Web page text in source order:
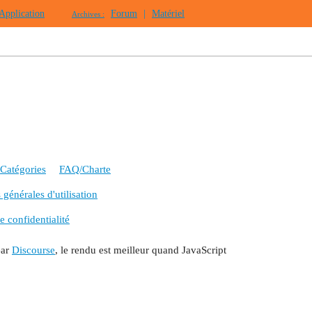
Archives : Forum Matériel
Catégories FAQ/Charte
d'utilisation
confidentialité
Discourse, le rendu est meilleur quand JavaScript